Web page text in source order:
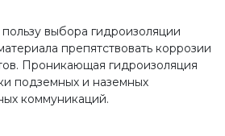
выбора гидроизоляции
препятствовать коррозии
Проникающая гидроизоляция
подземных и наземных
коммуникаций.